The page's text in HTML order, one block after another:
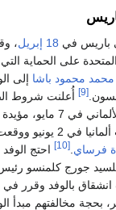
باريس في 18 إبريل
،
المتحدة على الحماية
محمد محمود باشا إلى
[9]
أُعلنت شروط
وسُلمت للوفد
إنجلترا على مصر.
فرساي [10]
احتج
جورج كلمنسو
بالوفد وقرر
بحجة مخالفتهم مبدأ